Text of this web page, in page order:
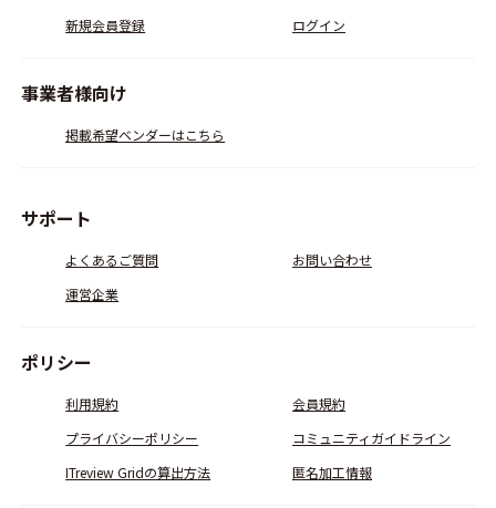
新規会員登録
ログイン
事業者様向け
掲載希望ベンダーはこちら
サポート
よくあるご質問
お問い合わせ
運営企業
ポリシー
利用規約
会員規約
プライバシーポリシー
コミュニティガイドライン
ITreview Gridの算出方法
匿名加工情報